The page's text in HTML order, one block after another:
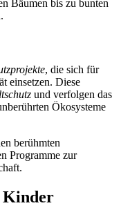
Bäumen bis zu bunten
, die sich für
einsetzen. Diese
und verfolgen das
Ökosysteme
berühmten
Programme zur
Kinder